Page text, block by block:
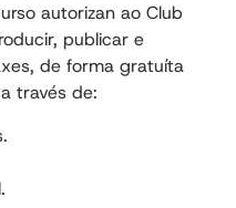
autorizan ao Club
publicar e
de forma gratuíta
través de: